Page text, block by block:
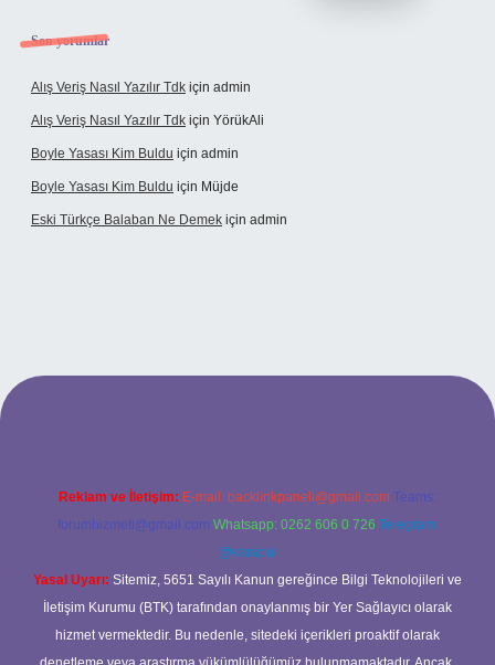
Son yorumlar
Alış Veriş Nasıl Yazılır Tdk için admin
Alış Veriş Nasıl Yazılır Tdk için YörükAli
Boyle Yasası Kim Buldu için admin
Boyle Yasası Kim Buldu için Müjde
Eski Türkçe Balaban Ne Demek için admin
Reklam ve İletişim: E-mail: backlinkpaneli@gmail.com Teams:
forumhizmeti@gmail.com Whatsapp: 0262 606 0 726 Telegram:
@karabul
Yasal Uyarı: Sitemiz, 5651 Sayılı Kanun gereğince Bilgi Teknolojileri ve
İletişim Kurumu (BTK) tarafından onaylanmış bir Yer Sağlayıcı olarak
hizmet vermektedir. Bu nedenle, sitedeki içerikleri proaktif olarak